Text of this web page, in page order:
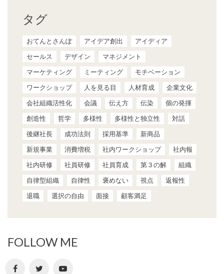
タグ
おてんとさんぽ アイデア創出
アイディア
セールス
デザイン
マネジメント
マーケティング
ミーティング
モチベーション
ワークショップ
人を見る目 人材育成
企業文化
会社組織活性化
会議 伝え方 伝染
個の発揮
創造性
哲学 多様性 多様性と独立性
対話
後継社長
成功法則 採用基準
新商品
新規事業
消費増税 社内ワークショップ
社内報
社内研修
社員研修 社員育成 第３の解
組織
自律型組織
自律性 褒めない 視点
返報性
退職
選択の自由 面接 顧客満足
FOLLOW ME